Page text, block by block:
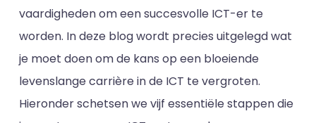
vaardigheden om een succesvolle ICT-er te
worden. In deze blog wordt precies uitgelegd wat
je moet doen om de kans op een bloeiende
levenslange carrière in de ICT te vergroten.
Hieronder schetsen we vijf essentiële stappen die